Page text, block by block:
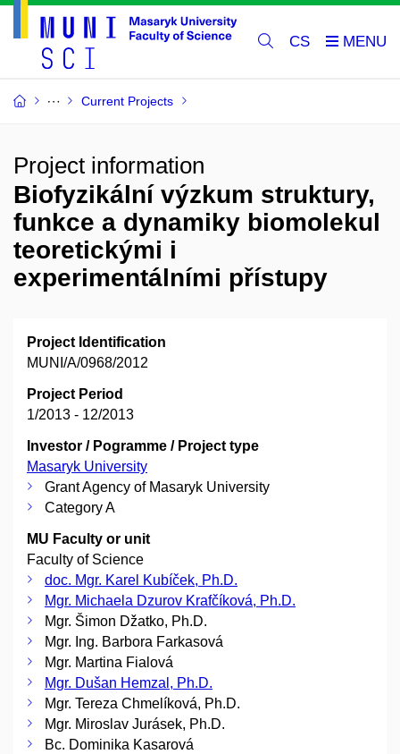
CS
Current Projects
Project information
Biofyzikální výzkum struktury,
funkce a dynamiky biomolekul
teoretickými i
experimentálními přístupy
Project Identification
MUNI/A/0968/2012
Project Period
1/2013 - 12/2013
Investor / Pogramme / Project type
Masaryk University
Grant Agency of Masaryk University
Category A
MU Faculty or unit
Faculty of Science
doc. Mgr. Karel Kubíček, Ph.D.
Mgr. Michaela Dzurov Krafčíková, Ph.D.
Mgr. Šimon Džatko, Ph.D.
Mgr. Ing. Barbora Farkasová
Mgr. Martina Fialová
Mgr. Dušan Hemzal, Ph.D.
Mgr. Tereza Chmelíková, Ph.D.
Mgr. Miroslav Jurásek, Ph.D.
Bc. Dominika Kasarová